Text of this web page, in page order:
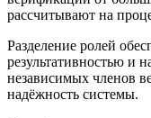
рассчитывают на
Разделение ролей
результативностью и
независимых членов
надёжность системы.